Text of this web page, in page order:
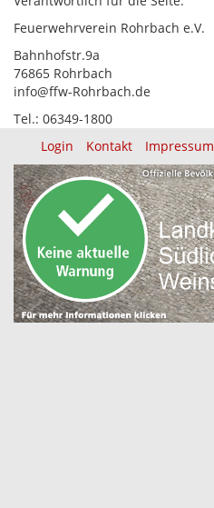
Feuerwehrverein Rohrbach e.V.
Bahnhofstr.9a
76865 Rohrbach
info@ffw-Rohrbach.de
Tel.: 06349-1800
Login
Kontakt Impressum